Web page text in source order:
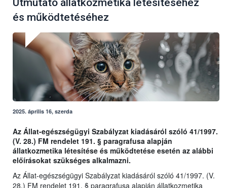
Útmutató állatkozmetika létesítéséhez
és működtetéséhez
2025. április 16, szerda
Az Állat-egészségügyi Szabályzat kiadásáról szóló 41/1997.
(V. 28.) FM rendelet 191. § paragrafusa alapján
állatkozmetika létesítése és működtetése esetén az alábbi
előírásokat szükséges alkalmazni.
Az Állat-egészségügyi Szabályzat kiadásáról szóló 41/1997. (V.
28.) FM rendelet 191. § paragrafusa alapján állatkozmetika